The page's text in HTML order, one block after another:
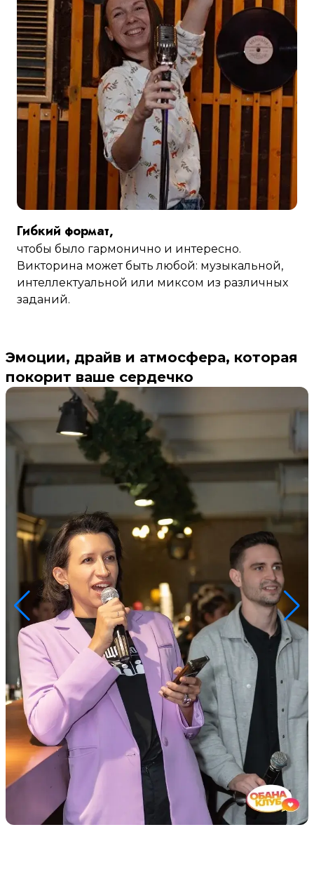
Гибкий формат,
чтобы было гармонично и интересно.
Викторина может быть любой: музыкальной,
интеллектуальной или миксом из различных
заданий.
Эмоции, драйв и атмосфера, которая
покорит ваше сердечко